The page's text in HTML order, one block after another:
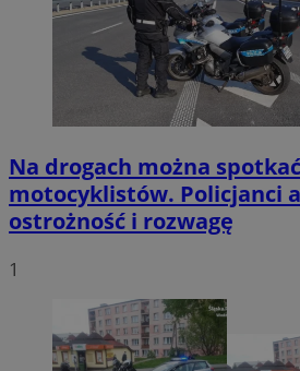
Na drogach można
motocyklistów. Policjanci
ostrożność i rozwagę
1